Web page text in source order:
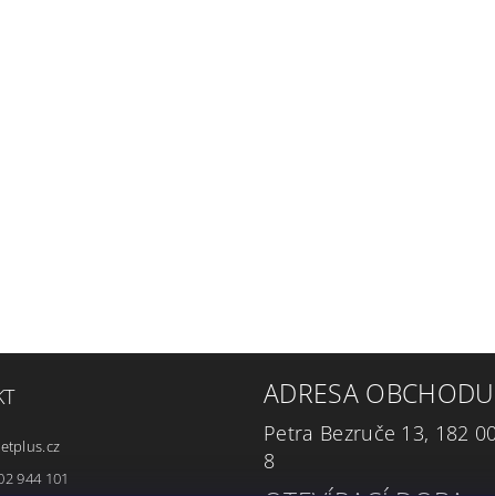
944 101
ADRESA OBCHODU
Petra Bezruče 13, 182
8